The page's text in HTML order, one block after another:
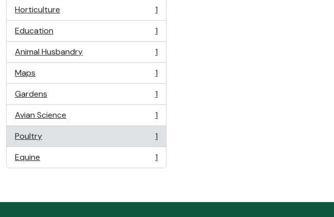
Horticulture
, 1 résultats
1
Education
, 1 résultats
1
Animal Husbandry
, 1 résultats
1
Maps
, 1 résultats
1
Gardens
, 1 résultats
1
Avian Science
, 1 résultats
1
Poultry
, 1 résultats
1
Equine
, 1 résultats 1